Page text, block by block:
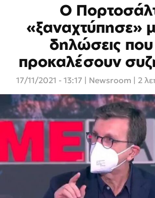
Ο
«ξαναχτύπησε»
δηλώσεις
προκαλέσουν
17/11/2021 - 13:17 Newsroom | 2